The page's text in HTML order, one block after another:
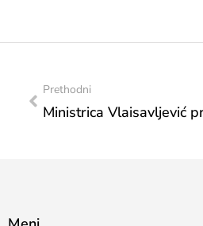
Prethodni